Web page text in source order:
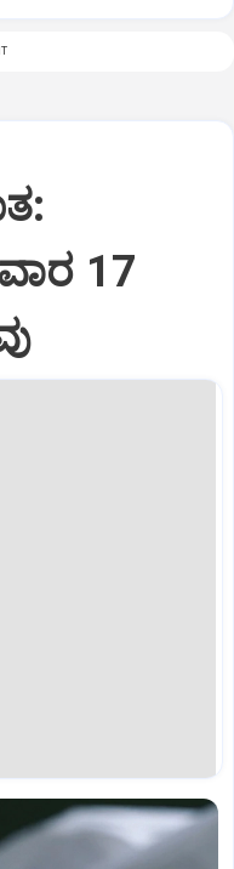
17